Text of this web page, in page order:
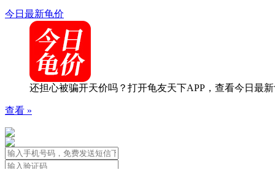
今日最新龟价
还担心被骗开天价吗？打开龟友天下APP，查看今日最
查看 »